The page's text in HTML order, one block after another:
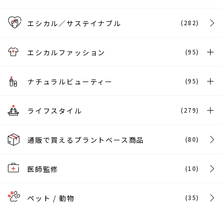
エシカル／サステイナブル (282)
エシカルファッション (95)
ナチュラルビューティー (95)
ライフスタイル (279)
通販で買えるプラントベース商品 (80)
医師監修 (10)
ペット / 動物 (35)